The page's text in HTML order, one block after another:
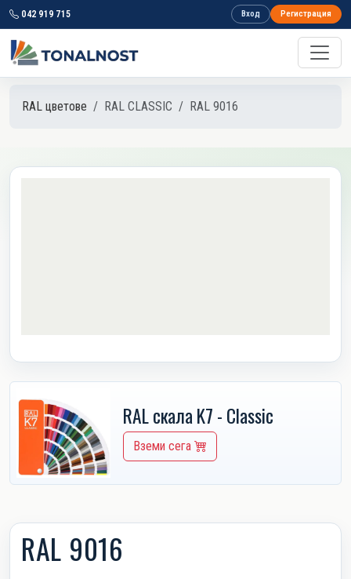
042 919 715 Вход Регистрация
RAL цветове RAL CLASSIC RAL 9016
RAL скала K7 - Classic
Вземи сега
RAL 9016